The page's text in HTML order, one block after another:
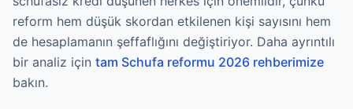
reform hem düşük skordan etkilenen kişi sayısını hem
de hesaplamanın şeffaflığını değiştiriyor. Daha ayrıntılı
bir analiz için tam Schufa reformu 2026 rehberimize
bakın.